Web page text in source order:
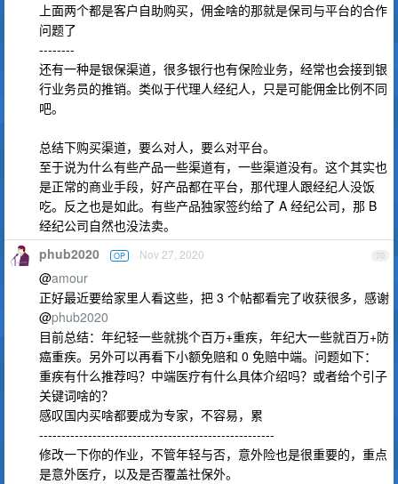
上面两个都是客户自助购买，佣金啥的那就是保司与平台的合作
问题了
--------
还有一种是银保渠道，很多银行也有保险业务，经常也会接到银
行业务员的推销。类似于代理人经纪人，只是可能佣金比例不同
吧。
总结下购买渠道，要么对人，要么对平台。
至于说为什么有些产品一些渠道有，一些渠道没有。这个其实也
是正常的商业手段，好产品都在平台，那代理人跟经纪人没饭
吃。反之也是如此。有些产品独家签约给了 A 经纪公司，那 B
经纪公司自然也没法卖。
70
phub2020 OP Nov 27, 2020
@amour
正好最近要给家里人看这些，把 3 个帖都看完了收获很多，感谢
@phub2020
目前总结：年纪轻一些就挑个百万+重疾，年纪大一些就百万+防
癌重疾。另外可以再看下小额免赔和 0 免赔中端。问题如下：
重疾有什么推荐吗？中端医疗有什么具体介绍吗？或者给个引子
关键词啥的？
感叹国内买啥都要成为专家，不容易，累
-----------------------------------------------------
修改一下你的作业，不管年轻与否，意外险也是很重要的，重点
是意外医疗，以及是否覆盖社保外。